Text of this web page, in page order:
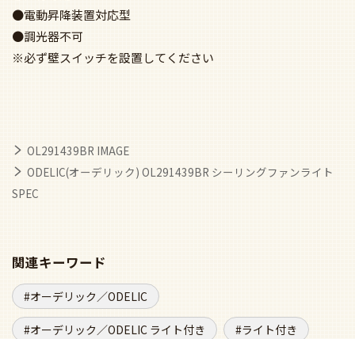
●電動昇降装置対応型
●調光器不可
※必ず壁スイッチを設置してください
OL291439BR IMAGE
ODELIC(オーデリック) OL291439BR シーリングファンライト
SPEC
関連キーワード
オーデリック／ODELIC
オーデリック／ODELIC ライト付き ライト付き